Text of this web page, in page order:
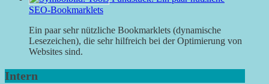
SEO-Bookmarklets
Ein paar sehr nützliche Bookmarklets (dynamische
Lesezeichen), die sehr hilfreich bei der Optimierung von
Websites sind.
Intern